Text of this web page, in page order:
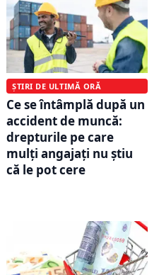
ȘTIRI DE ULTIMĂ ORĂ
Ce se întâmplă după un
accident de muncă:
drepturile pe care
mulți angajați nu știu
că le pot cere